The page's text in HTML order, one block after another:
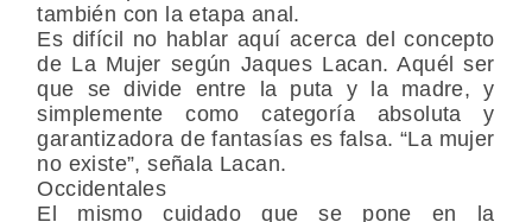
también con la etapa anal.
Es difícil no hablar aquí acerca del concepto
de La Mujer según Jaques Lacan. Aquél ser
que se divide entre la puta y la madre, y
simplemente como categoría absoluta y
garantizadora de fantasías es falsa. “La mujer
no existe”, señala Lacan.
Occidentales
El mismo cuidado que se pone en la